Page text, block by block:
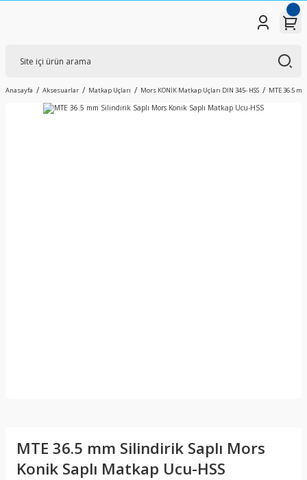
Anasayfa Aksesuarlar Matkap Uçları Mors KONİK Matkap Uçları DIN 345- HSS MTE 36.5
MTE 36.5 mm Silindirik Saplı Mors
Konik Saplı Matkap Ucu-HSS